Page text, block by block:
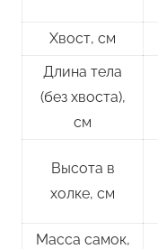
Хвост, см
Длина тела
(без хвоста),
см
Высота в
холке, см
Масса самок,